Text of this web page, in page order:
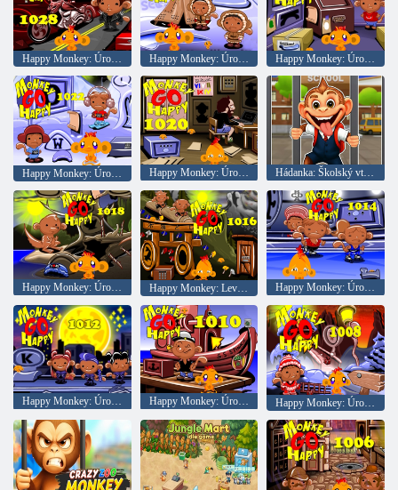
Happy Monkey: Úroveň 1028 Happy Monkey: Úroveň 1026 Happy Monkey: Úroveň 1024
Happy Monkey: Úroveň 1022 Happy Monkey: Úroveň 1020 Hádanka: Školský vtip o opičom študentovi
Happy Monkey: Level 1016
Happy Monkey: Úroveň 1012 Happy Monkey: Úroveň 1010